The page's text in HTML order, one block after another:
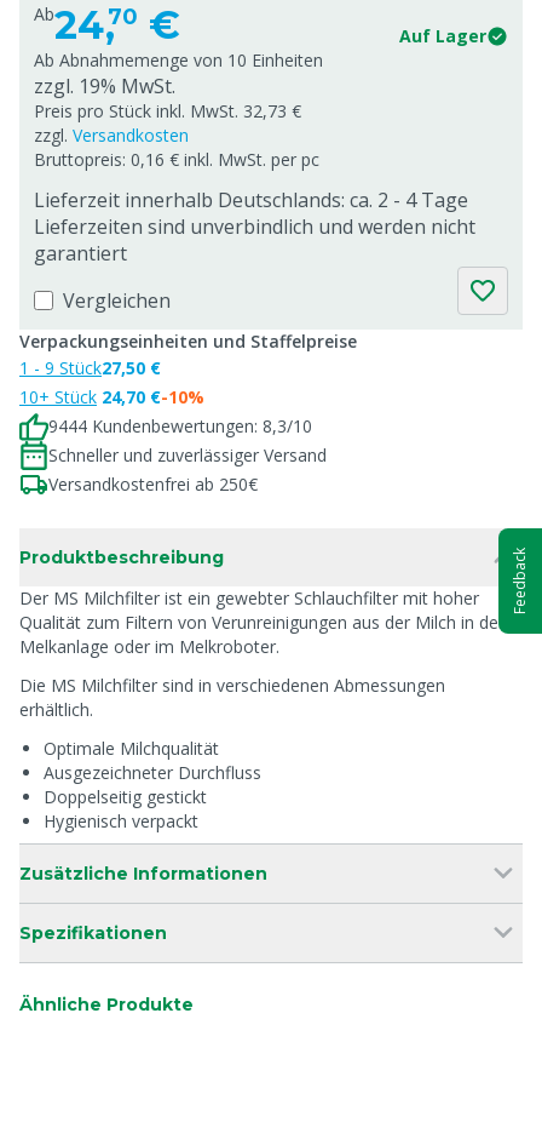
Ab24,70 €
Auf Lager
Ab Abnahmemenge von 10 Einheiten
zzgl. 19% MwSt.
Preis pro Stück inkl. MwSt. 32,73 €
zzgl. Versandkosten
Bruttopreis: 0,16 € inkl. MwSt. per pc
Lieferzeit innerhalb Deutschlands: ca. 2 - 4 Tage
Lieferzeiten sind unverbindlich und werden nicht
garantiert
Vergleichen
Verpackungseinheiten und Staffelpreise
1 - 9 Stück
10+ Stück
27,50 €
24,70 €-10%
9444 Kundenbewertungen: 8,3/10
Schneller und zuverlässiger Versand
Versandkostenfrei ab 250€
Produktbeschreibung
Der MS Milchfilter ist ein gewebter Schlauchfilter mit hoher
Qualität zum Filtern von Verunreinigungen aus der Milch in der
Melkanlage oder im Melkroboter.
Die MS Milchfilter sind in verschiedenen Abmessungen
erhältlich.
Optimale Milchqualität
Ausgezeichneter Durchfluss
Doppelseitig gestickt
Hygienisch verpackt
Zusätzliche Informationen
Spezifikationen
Ähnliche Produkte
Feedback